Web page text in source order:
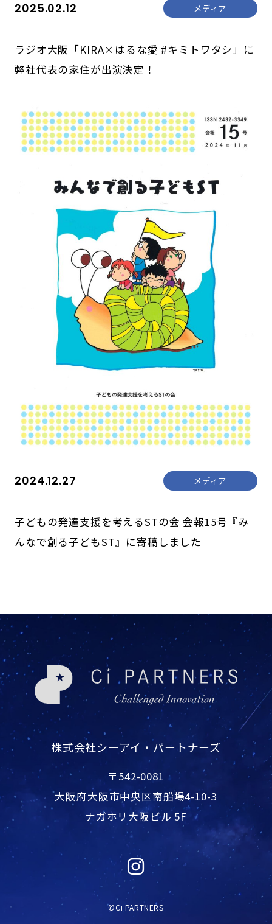
2025.02.12 メディア
ラジオ大阪「KIRA×はるな愛 #キミトワタシ」に
弊社代表の家住が出演決定！
2024.12.27 メディア
子どもの発達支援を考えるSTの会 会報15号『み
んなで創る子どもST』に寄稿しました
株式会社シーアイ・パートナーズ
〒542-0081
大阪府大阪市中央区南船場4-10-3
ナガホリ大阪ビル 5F
©Ci PARTNERS